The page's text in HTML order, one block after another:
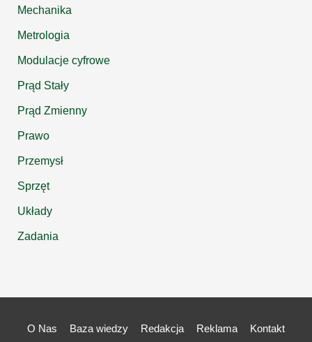
Mechanika
Metrologia
Modulacje cyfrowe
Prąd Stały
Prąd Zmienny
Prawo
Przemysł
Sprzęt
Układy
Zadania
O Nas Baza wiedzy Redakcja Reklama Kontakt